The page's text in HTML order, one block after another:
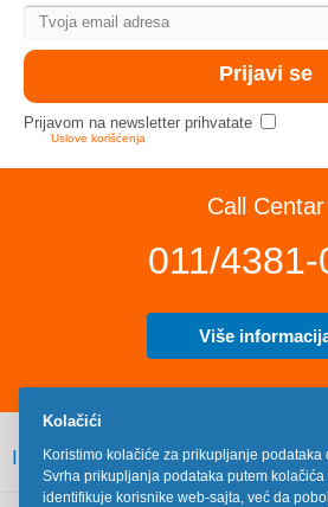
Prijavom na newsletter prihvatate
Uslove korišćenja
Call Centar
011/4381-
Više
INFORMACIJE
Kolačići
Koristimo kolačiće za prikupljanje
Svrha prikupljanja podataka putem
identifikuje korisnike web-sajta, već da